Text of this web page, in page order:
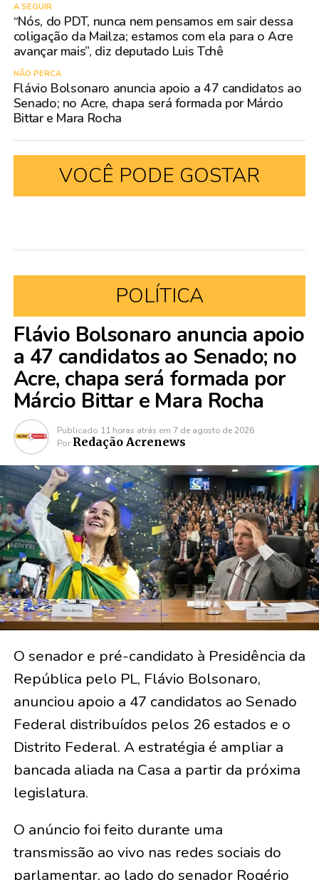
A SEGUIR
“Nós, do PDT, nunca nem pensamos em sair dessa
coligação da Mailza; estamos com ela para o Acre
avançar mais”, diz deputado Luis Tchê
NÃO PERCA
Flávio Bolsonaro anuncia apoio a 47 candidatos ao
Senado; no Acre, chapa será formada por Márcio
Bittar e Mara Rocha
VOCÊ PODE GOSTAR
POLÍTICA
Flávio Bolsonaro anuncia apoio
a 47 candidatos ao Senado; no
Acre, chapa será formada por
Márcio Bittar e Mara Rocha
Publicado 11 horas atrás em 7 de agosto de 2026
Por Redação Acrenews
O senador e pré-candidato à Presidência da
República pelo PL, Flávio Bolsonaro,
anunciou apoio a 47 candidatos ao Senado
Federal distribuídos pelos 26 estados e o
Distrito Federal. A estratégia é ampliar a
bancada aliada na Casa a partir da próxima
legislatura.
O anúncio foi feito durante uma
transmissão ao vivo nas redes sociais do
parlamentar, ao lado do senador Rogério